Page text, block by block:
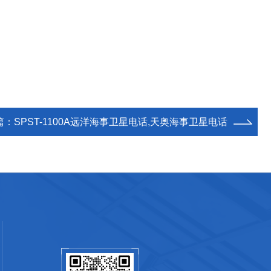
SPST-1100A远洋海事卫星电话,天奥海事卫星电话